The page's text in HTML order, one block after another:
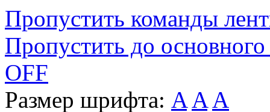
Пропустить команды
Пропустить до основного
OFF
Размер шрифта: A A A